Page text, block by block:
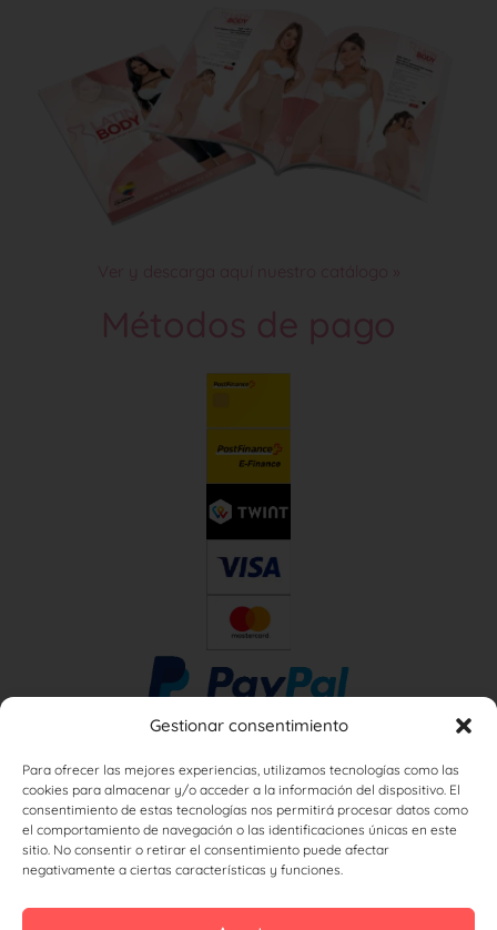
Gestionar consentimiento
Para ofrecer las mejores experiencias, utilizamos tecnologías como las
cookies para almacenar y/o acceder a la información del dispositivo. El
consentimiento de estas tecnologías nos permitirá procesar datos como
el comportamiento de navegación o las identificaciones únicas en este
sitio. No consentir o retirar el consentimiento puede afectar
negativamente a ciertas características y funciones.
Ver y descarga aquí nuestro catálogo »
Métodos de pago